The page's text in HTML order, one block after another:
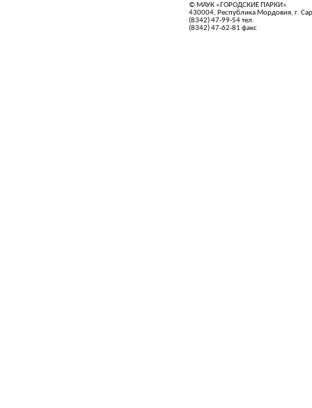
© МАУК «ГОРОДСКИЕ ПАРКИ»
430004, Республика Мордовия, г.
(8342) 47-99-54 тел.
(8342) 47-62-81 факс